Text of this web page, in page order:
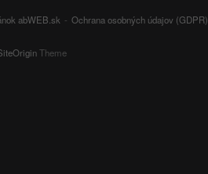
abWEB.sk Ochrana osobných údajov (GDPR)
Theme